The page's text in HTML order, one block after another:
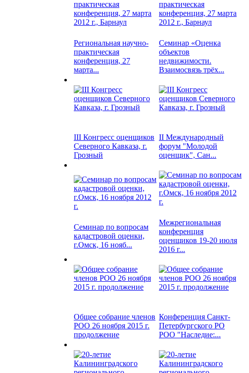
Региональная научно-
практическая
конференция, 27
марта...
Семинар «Оценка
объектов
недвижимости.
Взаимосвязь трёх...
III Конгресс оценщиков
Северного Кавказа, г.
Грозный
II Международный
форум "Молодой
оценщик", Сан...
Семинар по вопросам
кадастровой оценки,
г.Омск, 16 нояб...
Межрегиональная
конференция
оценщиков 19-20 июля
2016 г...
Общее собрание членов
РОО 26 ноября 2015 г.
продолжение
Конференция Санкт-
Петербургского РО
РОО "Наследие:...